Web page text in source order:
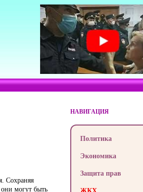
Сохраняя
могут быть
НАВИГАЦИЯ
Политика
Экономика
Защита прав